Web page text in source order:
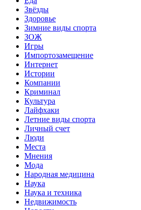
Звёзды
Здоровье
Зимние виды спорта
ЗОЖ
Игры
Импортозамещение
Интернет
Истории
Компании
Криминал
Культура
Лайфхаки
Летние виды спорта
Личный счет
Люди
Места
Мнения
Мода
Народная медицина
Наука
Наука и техника
Недвижимость